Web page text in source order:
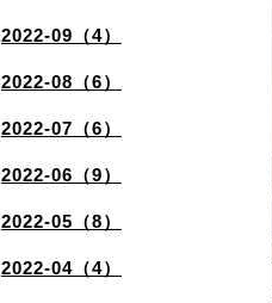
2022-09（4）
2022-08（6）
2022-07（6）
2022-06（9）
2022-05（8）
2022-04（4）